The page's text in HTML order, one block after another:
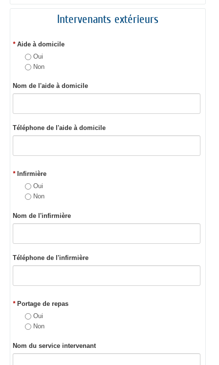
Intervenants extérieurs
*Aide à domicile
Oui
Non
Nom de l'aide à domicile
Téléphone de l'aide à domicile
*Infirmière
Oui
Non
Nom de l'infirmière
Téléphone de l'infirmière
*Portage de repas
Oui
Non
Nom du service intervenant